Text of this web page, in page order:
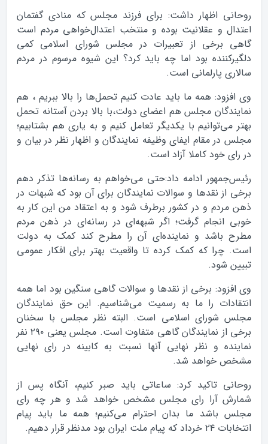
روحانی اظهار داشت: برای فرزند مجلس که منادی گفتمان
اعتدال و عقلانیت بوده و منتخب اعتدال‌‌خواهی مردم است
گاهی برخی از تعبیرات در مجلس شورای اسلامی کمی
دلگیرکننده بود اما چه باید کرد؟ این شیوه مرسوم در مردم
سالاری پارلمانی است.
وی افزود: ‌همه ما باید عادت کنیم تحمل‌ها را بالا ببریم ، هم
نمایندگان مجلس هم اعضای دولت،با بالا بردن آستانه تحمل
بهتر می‌توانیم با یکدیگر تعامل کنیم و به یاری هم بشتابیم؛
مجلس در مقام ایفای وظیفه نمایندگان و اظهار نظر در بیان و
در رای خود کاملا آزاد است.
رئیس‌جمهور ادامه داد:‌حتی می‌خواهم به رسانه‌ها تذکر دهم
برخی از نقدها و سوالات نمایندگان برای آن بود که شبهات در
ذهن مردم و در کشور برطرف شود و به اعتقاد من این کار به
خوبی انجام گرفت؛ اگر شبهه‌ای در رسانه‌ای در ذهن مردم
مطرح باشد و نماینده‌ای آن را مطرح کند کمک به دولت
است. چرا که کمک کرده تا واقعیت بهتر برای افکار عمومی
تبیین شود.
وی افزود: برخی از نقدها و سوالات گاهی سنگین بود اما همه
انتقادات را ما به رسمیت می‌شناسیم. این حق نمایندگان
مجلس شورای اسلامی است. البته نظر مجلس با سخنان
برخی از نمایندگان گاهی متفاوت است. مجلس یعنی ۲۹۰ نفر
نماینده و نظر نهایی آنها نسبت به کابینه در رای نهایی
مشخص خواهد شد.
روحانی تاکید کرد: ساعاتی باید صبر کنیم، آنگاه پس از
شمارش آرا رای مجلس مشخص خواهد شد و هر چه رای
مجلس باشد ما بدان احترام می‌کنیم؛ همه ما باید پیام
انتخابات ۲۴ خرداد که پیام ملت ایران بود مدنظر قرار دهیم.